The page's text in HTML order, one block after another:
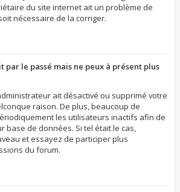
du site internet ait un problème de
nécessaire de la corriger.
par le passé mais ne peux à présent plus
ait désactivé ou supprimé votre
raison. De plus, beaucoup de
les utilisateurs inactifs afin de
base de données. Si tel était le cas,
et essayez de participer plus
du forum.